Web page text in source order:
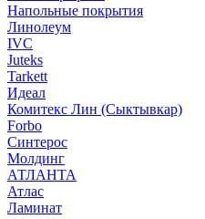
Напольные покрытия
Линолеум
IVC
Juteks
Tarkett
Идеал
Комитекс Лин (Сыктывкар)
Forbo
Синтерос
Молдинг
АТЛАНТА
Атлас
Ламинат